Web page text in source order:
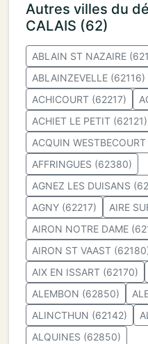
Autres villes du
CALAIS (62)
ABLAIN ST NAZAIRE
ABLAINZEVELLE (62116)
ACHICOURT (62217)
ACHIET LE PETIT (62121)
ACQUIN
AFFRINGUES (62380)
AGNEZ LES DUISANS
AGNY (62217)
AIRE
AIRON NOTRE DAME
AIRON ST VAAST
AIX EN ISSART (62170)
ALEMBON (62850)
ALINCTHUN (62142)
ALQUINES (62850)